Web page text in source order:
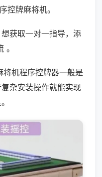
控牌麻将机。
获取一对一指导，添
机程序控牌器一般是
杂安装操作就能实现